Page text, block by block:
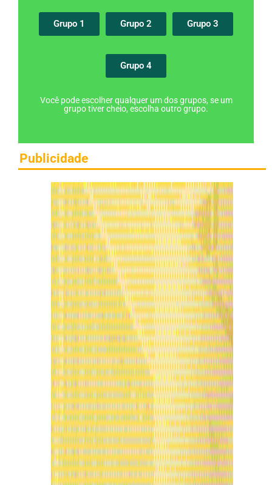
Grupo 1 Grupo 2 Grupo 3
Grupo 4
Você pode escolher qualquer um dos grupos, se um
grupo tiver cheio, escolha outro grupo.
Publicidade